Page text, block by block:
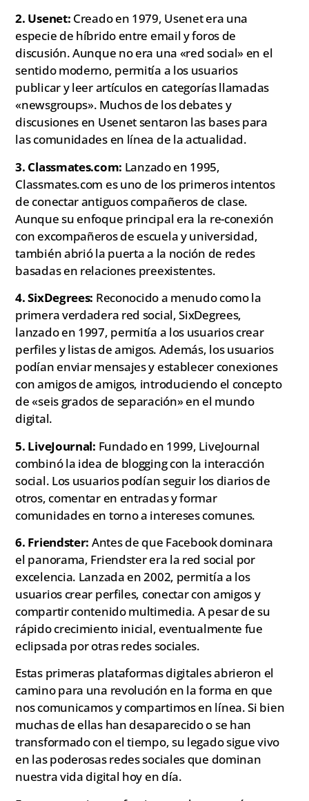
2. Usenet: Creado en 1979, Usenet era una
especie de híbrido entre email y foros de
discusión. Aunque no era una «red social» en el
sentido moderno, permitía a los usuarios
publicar y leer artículos en categorías llamadas
«newsgroups». Muchos de los debates y
discusiones en Usenet sentaron las bases para
las comunidades en línea de la actualidad.
3. Classmates.com: Lanzado en 1995,
Classmates.com es uno de los primeros intentos
de conectar antiguos compañeros de clase.
Aunque su enfoque principal era la re-conexión
con excompañeros de escuela y universidad,
también abrió la puerta a la noción de redes
basadas en relaciones preexistentes.
4. SixDegrees: Reconocido a menudo como la
primera verdadera red social, SixDegrees,
lanzado en 1997, permitía a los usuarios crear
perfiles y listas de amigos. Además, los usuarios
podían enviar mensajes y establecer conexiones
con amigos de amigos, introduciendo el concepto
de «seis grados de separación» en el mundo
digital.
5. LiveJournal: Fundado en 1999, LiveJournal
combinó la idea de blogging con la interacción
social. Los usuarios podían seguir los diarios de
otros, comentar en entradas y formar
comunidades en torno a intereses comunes.
6. Friendster: Antes de que Facebook dominara
el panorama, Friendster era la red social por
excelencia. Lanzada en 2002, permitía a los
usuarios crear perfiles, conectar con amigos y
compartir contenido multimedia. A pesar de su
rápido crecimiento inicial, eventualmente fue
eclipsada por otras redes sociales.
Estas primeras plataformas digitales abrieron el
camino para una revolución en la forma en que
nos comunicamos y compartimos en línea. Si bien
muchas de ellas han desaparecido o se han
transformado con el tiempo, su legado sigue vivo
en las poderosas redes sociales que dominan
nuestra vida digital hoy en día.